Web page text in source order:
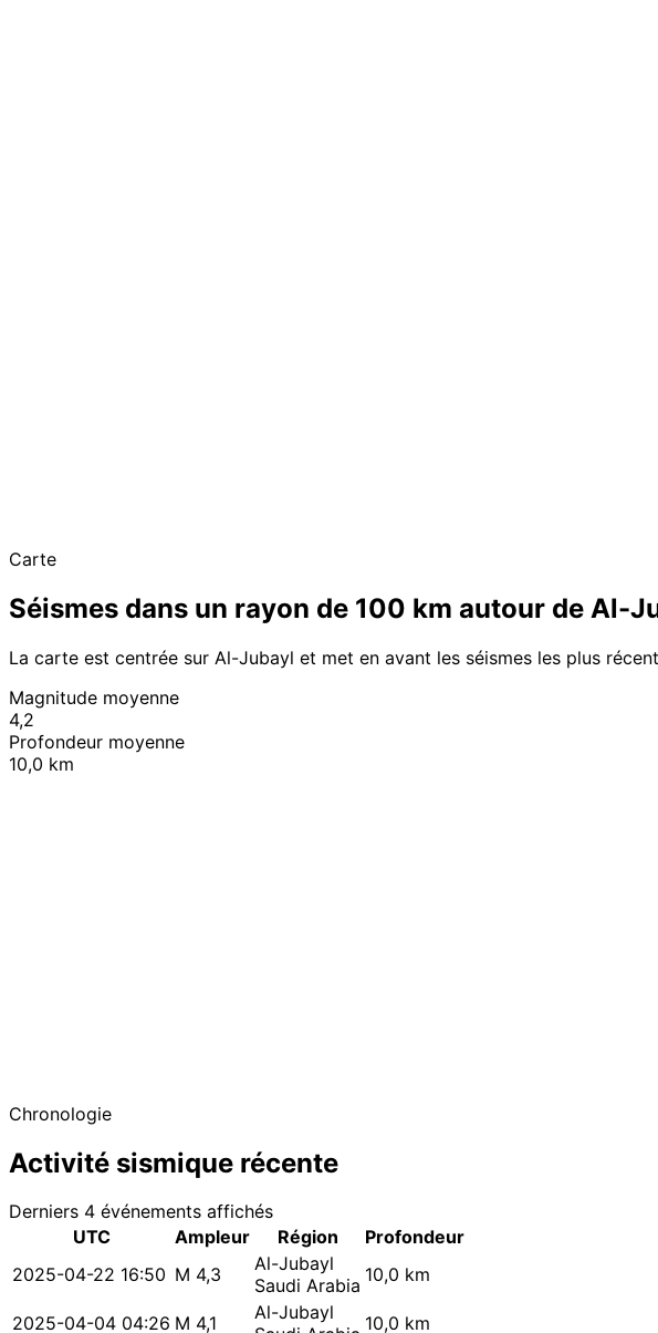
Carte
Séismes dans un rayon de 100 km autour de Al-
La carte est centrée sur Al-Jubayl et met en avant les séismes les plus
Magnitude moyenne
4,2
Profondeur moyenne
10,0 km
Chronologie
Activité sismique récente
Derniers 4 événements affichés
UTC
Ampleur Région
Profondeur
2025-04-22 16:50 M 4,3
Al-Jubayl
Saudi Arabia 10,0 km
2025-04-04 04:26 M 4,1
Al-Jubayl
10,0 km